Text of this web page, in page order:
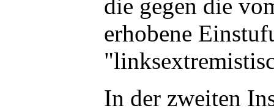
die gegen die
erhobene
In der zweiten